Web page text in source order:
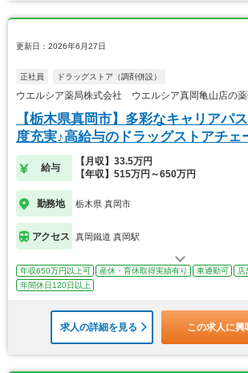
更新日：2026年6月27日
正社員 ドラッグストア（調剤併設）
ウエルシア薬局株式会社 ウエルシア真岡亀山店の薬
【栃木県真岡市】多彩なキャリアパ
度充実♪高給与のドラッグストアチ
給与
【月収】33.5万円
【年収】515万円～650万円
勤務地 栃木県 真岡市
アクセス 真岡鐵道 真岡駅
年収650万円以上可 産休・育休取得実績有り 車通勤可 店
年間休日120日以上
求人の詳細を見る この求人に興